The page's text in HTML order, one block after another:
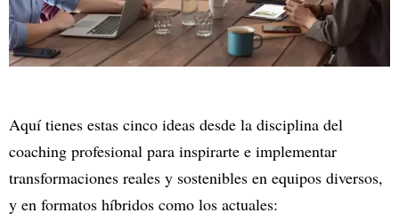
Aquí tienes estas cinco ideas desde la disciplina del
coaching profesional para inspirarte e implementar
transformaciones reales y sostenibles en equipos diversos,
y en formatos híbridos como los actuales: